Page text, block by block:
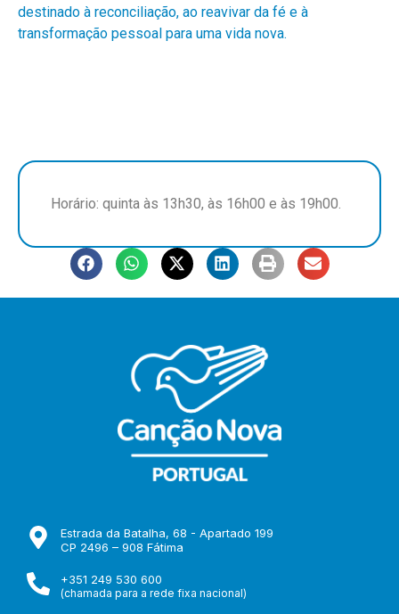
destinado à reconciliação, ao reavivar da fé e à
transformação pessoal para uma vida nova.
Horário: quinta às 13h30, às 16h00 e às 19h00.
Estrada da Batalha, 68 - Apartado 199
CP 2496 – 908 Fátima
+351 249 530 600
(chamada para a rede fixa nacional)